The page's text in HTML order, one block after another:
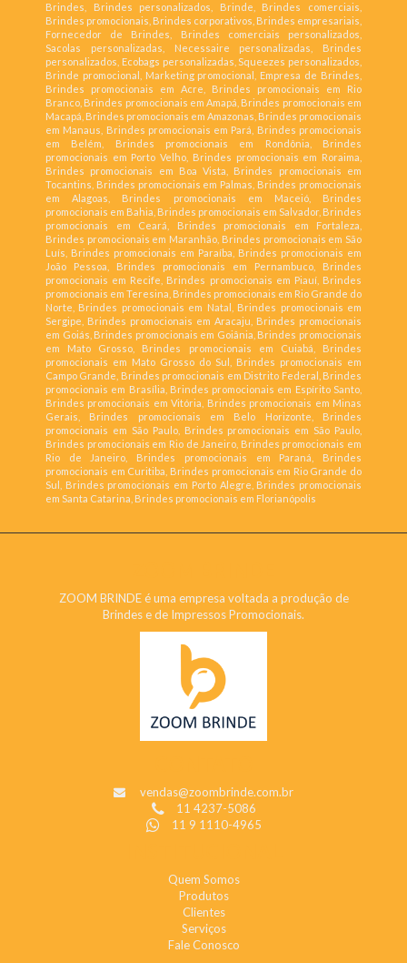
Brindes, Brindes personalizados, Brinde, Brindes comerciais,
Brindes promocionais, Brindes corporativos, Brindes empresariais,
Fornecedor de Brindes, Brindes comerciais personalizados,
Sacolas personalizadas, Necessaire personalizadas, Brindes
personalizados, Ecobags personalizadas, Squeezes personalizados,
Brinde promocional, Marketing promocional, Empresa de Brindes,
Brindes promocionais em Acre, Brindes promocionais em Rio
Branco, Brindes promocionais em Amapá, Brindes promocionais em
Macapá, Brindes promocionais em Amazonas, Brindes promocionais
em Manaus, Brindes promocionais em Pará, Brindes promocionais
em Belém, Brindes promocionais em Rondônia, Brindes
promocionais em Porto Velho, Brindes promocionais em Roraima,
Brindes promocionais em Boa Vista, Brindes promocionais em
Tocantins, Brindes promocionais em Palmas, Brindes promocionais
em Alagoas, Brindes promocionais em Maceió, Brindes
promocionais em Bahia, Brindes promocionais em Salvador, Brindes
promocionais em Ceará, Brindes promocionais em Fortaleza,
Brindes promocionais em Maranhão, Brindes promocionais em São
Luís, Brindes promocionais em Paraíba, Brindes promocionais em
João Pessoa, Brindes promocionais em Pernambuco, Brindes
promocionais em Recife, Brindes promocionais em Piauí, Brindes
promocionais em Teresina, Brindes promocionais em Rio Grande do
Norte, Brindes promocionais em Natal, Brindes promocionais em
Sergipe, Brindes promocionais em Aracaju, Brindes promocionais
em Goiás, Brindes promocionais em Goiânia, Brindes promocionais
em Mato Grosso, Brindes promocionais em Cuiabá, Brindes
promocionais em Mato Grosso do Sul, Brindes promocionais em
Campo Grande, Brindes promocionais em Distrito Federal, Brindes
promocionais em Brasília, Brindes promocionais em Espírito Santo,
Brindes promocionais em Vitória, Brindes promocionais em Minas
Gerais, Brindes promocionais em Belo Horizonte, Brindes
promocionais em São Paulo, Brindes promocionais em São Paulo,
Brindes promocionais em Rio de Janeiro, Brindes promocionais em
Rio de Janeiro, Brindes promocionais em Paraná, Brindes
promocionais em Curitiba, Brindes promocionais em Rio Grande do
Sul, Brindes promocionais em Porto Alegre, Brindes promocionais
em Santa Catarina, Brindes promocionais em Florianópolis
ZOOM BRINDE é uma empresa voltada a produção de
Brindes e de Impressos Promocionais.
vendas@zoombrinde.com.br
11 4237-5086
11 9 1110-4965
Quem Somos
Produtos
Clientes
Serviços
Fale Conosco